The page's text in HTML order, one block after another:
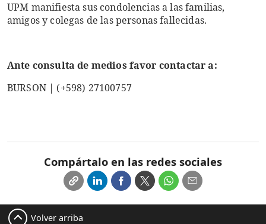
UPM manifiesta sus condolencias a las familias,
amigos y colegas de las personas fallecidas.
Ante consulta de medios favor contactar a:
BURSON | (+598) 27100757
Compártalo en las redes sociales
Volver arriba